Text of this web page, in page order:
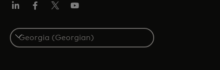
Select
a
country